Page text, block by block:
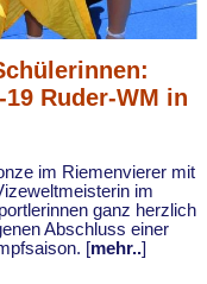
Ruder-WM in
im Riemenvierer mit
im
ganz herzlich
Abschluss einer
[mehr..]